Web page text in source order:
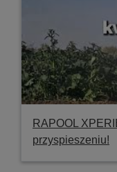
RAPOOL
przyspieszeniu!